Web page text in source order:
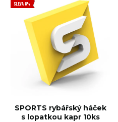
SLEVA 8%
SPORTS rybářský háček
s lopatkou kapr 10ks